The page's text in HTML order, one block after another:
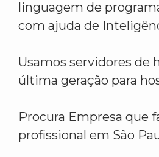
linguagem de
com ajuda de
Usamos servidores de
última geração para
Procura Empresa que
profissional em São